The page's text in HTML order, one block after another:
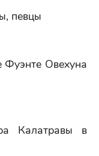
певцы
Фуэнте Овехуна
Калатравы в